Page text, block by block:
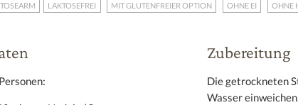
LAKTOSEFREI MIT GLUTENFREIER OPTION OHNE EI OHNE
Zubereitung
Die getrockneten
Wasser